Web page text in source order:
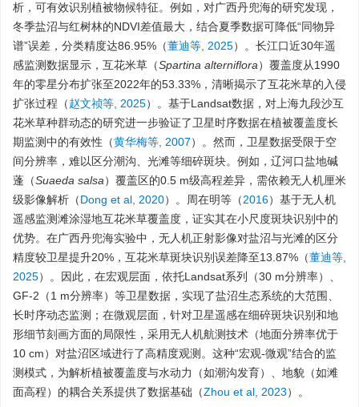
析，可有效识别植被物候特征。例如，对广西丹兜海的研究发现，
冬季盐沼与红树林的NDVI差值最大，结合夏季数据可降低“同物异
谱”误差，分类精度达86.95%（董迪等, 2025）。长江口近30年遥
感监测数据显示，互花米草（Spartina alterniflora）覆盖度从1990
年的零星分布扩张至2022年的53.33%，清晰揭示了互花米草的入侵
扩张过程（赵文祯等, 2025）。基于Landsat数据，对上海九段沙互
花米草种群动态的研究进一步验证了卫星时序数据在植被覆盖度长
期监测中的有效性（黄华梅等, 2007）。然而，卫星数据受限于空
间分辨率，难以区分潮沟、光滩等细碎斑块。例如，辽河口盐地碱
蓬（Suaeda salsa）覆盖区的0.5 m级高程差异，需依赖无人机厘米
级影像解析（Dong et al, 2020）。周在明等（2016）基于无人机
遥感监测滩涂湿地互花米草覆盖度，证实其在小尺度斑块识别中的
优势。在广西丹兜海实验中，无人机正射影像对盐沼与光滩的区分
精度较卫星提升20%，互花米草斑块识别误差降至13.87%（董迪等,
2025）。因此，在宏观层面，依托Landsat系列（30 m分辨率）、
GF-2（1 m分辨率）等卫星数据，实现了盐沼生态系统的大范围、
长时序动态监测；在微观层面，针对卫星遥感在细碎斑块识别和地
形细节刻画方面的局限性，采用无人机航测技术（地面分辨率优于
10 cm）对盐沼区域进行了高精度观测。这种“宏观-微观”结合的监
测模式，为解析植被覆盖度与水动力（如潮沟发育）、地貌（如滩
面高程）的耦合关系提供了数据基础（Zhou et al, 2023）。